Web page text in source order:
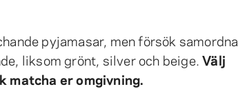
pyjamasar, men försök samordna
liksom grönt, silver och beige.Välj
matcha er omgivning.